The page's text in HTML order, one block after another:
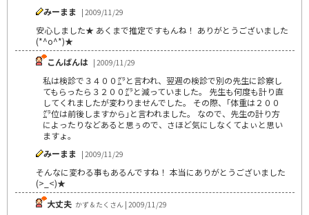
みーまま | 2009/11/29
安心しました★ あくまで推定ですもんね！ ありがとうございました
(*^o^*)★
こんばんは | 2009/11/29
私は検診で３４００㌘と言われ、翌週の検診で別の先生に診察し
てもらったら３２００㌘と減っていました。 先生も何度も計り直
してくれましたが変わりませんでした。 その際、｢体重は２００
㌘位は前後しますから｣と言われました。 なので、先生の計り方
によったりなどあると思ぅので、さほど気にしなくてよぃと思い
ますょ。
みーまま
| 2009/11/29
そんなに変わる事もあるんですね！ 本当にありがとうございました
(>_<)★
大丈夫 かず＆たくさん | 2009/11/29